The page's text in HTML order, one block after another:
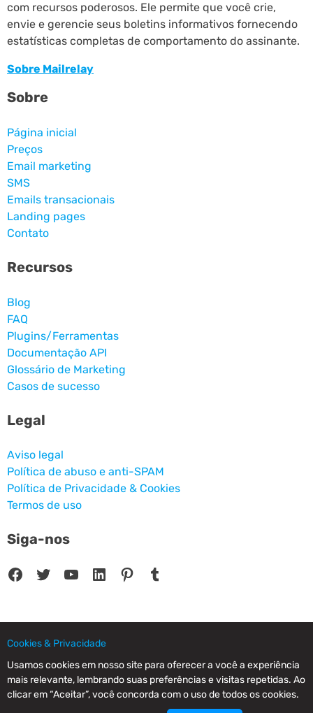
com recursos poderosos. Ele permite que você crie,
envie e gerencie seus boletins informativos fornecendo
estatísticas completas de comportamento do assinante.
Sobre Mailrelay
Sobre
Página inicial
Preços
Email marketing
SMS
Emails transacionais
Landing pages
Contato
Recursos
Blog
FAQ
Plugins/Ferramentas
Documentação API
Glossário de Marketing
Casos de sucesso
Legal
Aviso legal
Política de abuso e anti-SPAM
Política de Privacidade & Cookies
Termos de uso
Siga-nos
Facebook Twitter Youtube LinkedIn Pinterest Tumblr
© 2025 CPC SERVICIOS INFORMATICOS SL - C/ Nardo, 12 28250 - Torrelodones -
Madrid - Spain Commercial Registry of Madrid. Volume 19.999. Book 0. Page 182.
NIF/VAT: ESB83964601. VAT not included.
Cookies & Privacidade
Usamos cookies em nosso site para oferecer a você a experiência
mais relevante, lembrando suas preferências e visitas repetidas. Ao
clicar em “Aceitar”, você concorda com o uso de todos os cookies.